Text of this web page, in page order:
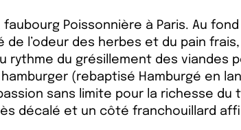
faubourg Poissonnière à Paris. Au
de l’odeur des herbes et du pain
rythme du grésillement des viandes
(rebaptisé Hamburgé en
sans limite pour la richesse du
décalé et un côté franchouillard